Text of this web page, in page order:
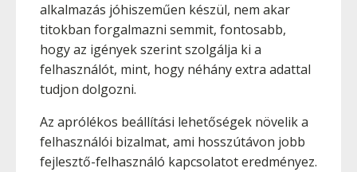
alkalmazás jóhiszeműen készül, nem akar
titokban forgalmazni semmit, fontosabb,
hogy az igények szerint szolgálja ki a
felhasználót, mint, hogy néhány extra adattal
tudjon dolgozni.
Az aprólékos beállítási lehetőségek növelik a
felhasználói bizalmat, ami hosszútávon jobb
fejlesztő-felhasználó kapcsolatot eredményez.